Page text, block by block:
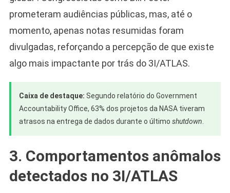
prometeram audiências públicas, mas, até o
momento, apenas notas resumidas foram
divulgadas, reforçando a percepção de que existe
algo mais impactante por trás do 3I/ATLAS.
Caixa de destaque: Segundo relatório do Government
Accountability Office, 63% dos projetos da NASA tiveram
atrasos na entrega de dados durante o último shutdown
3. Comportamentos anômalos
detectados no 3I/ATLAS